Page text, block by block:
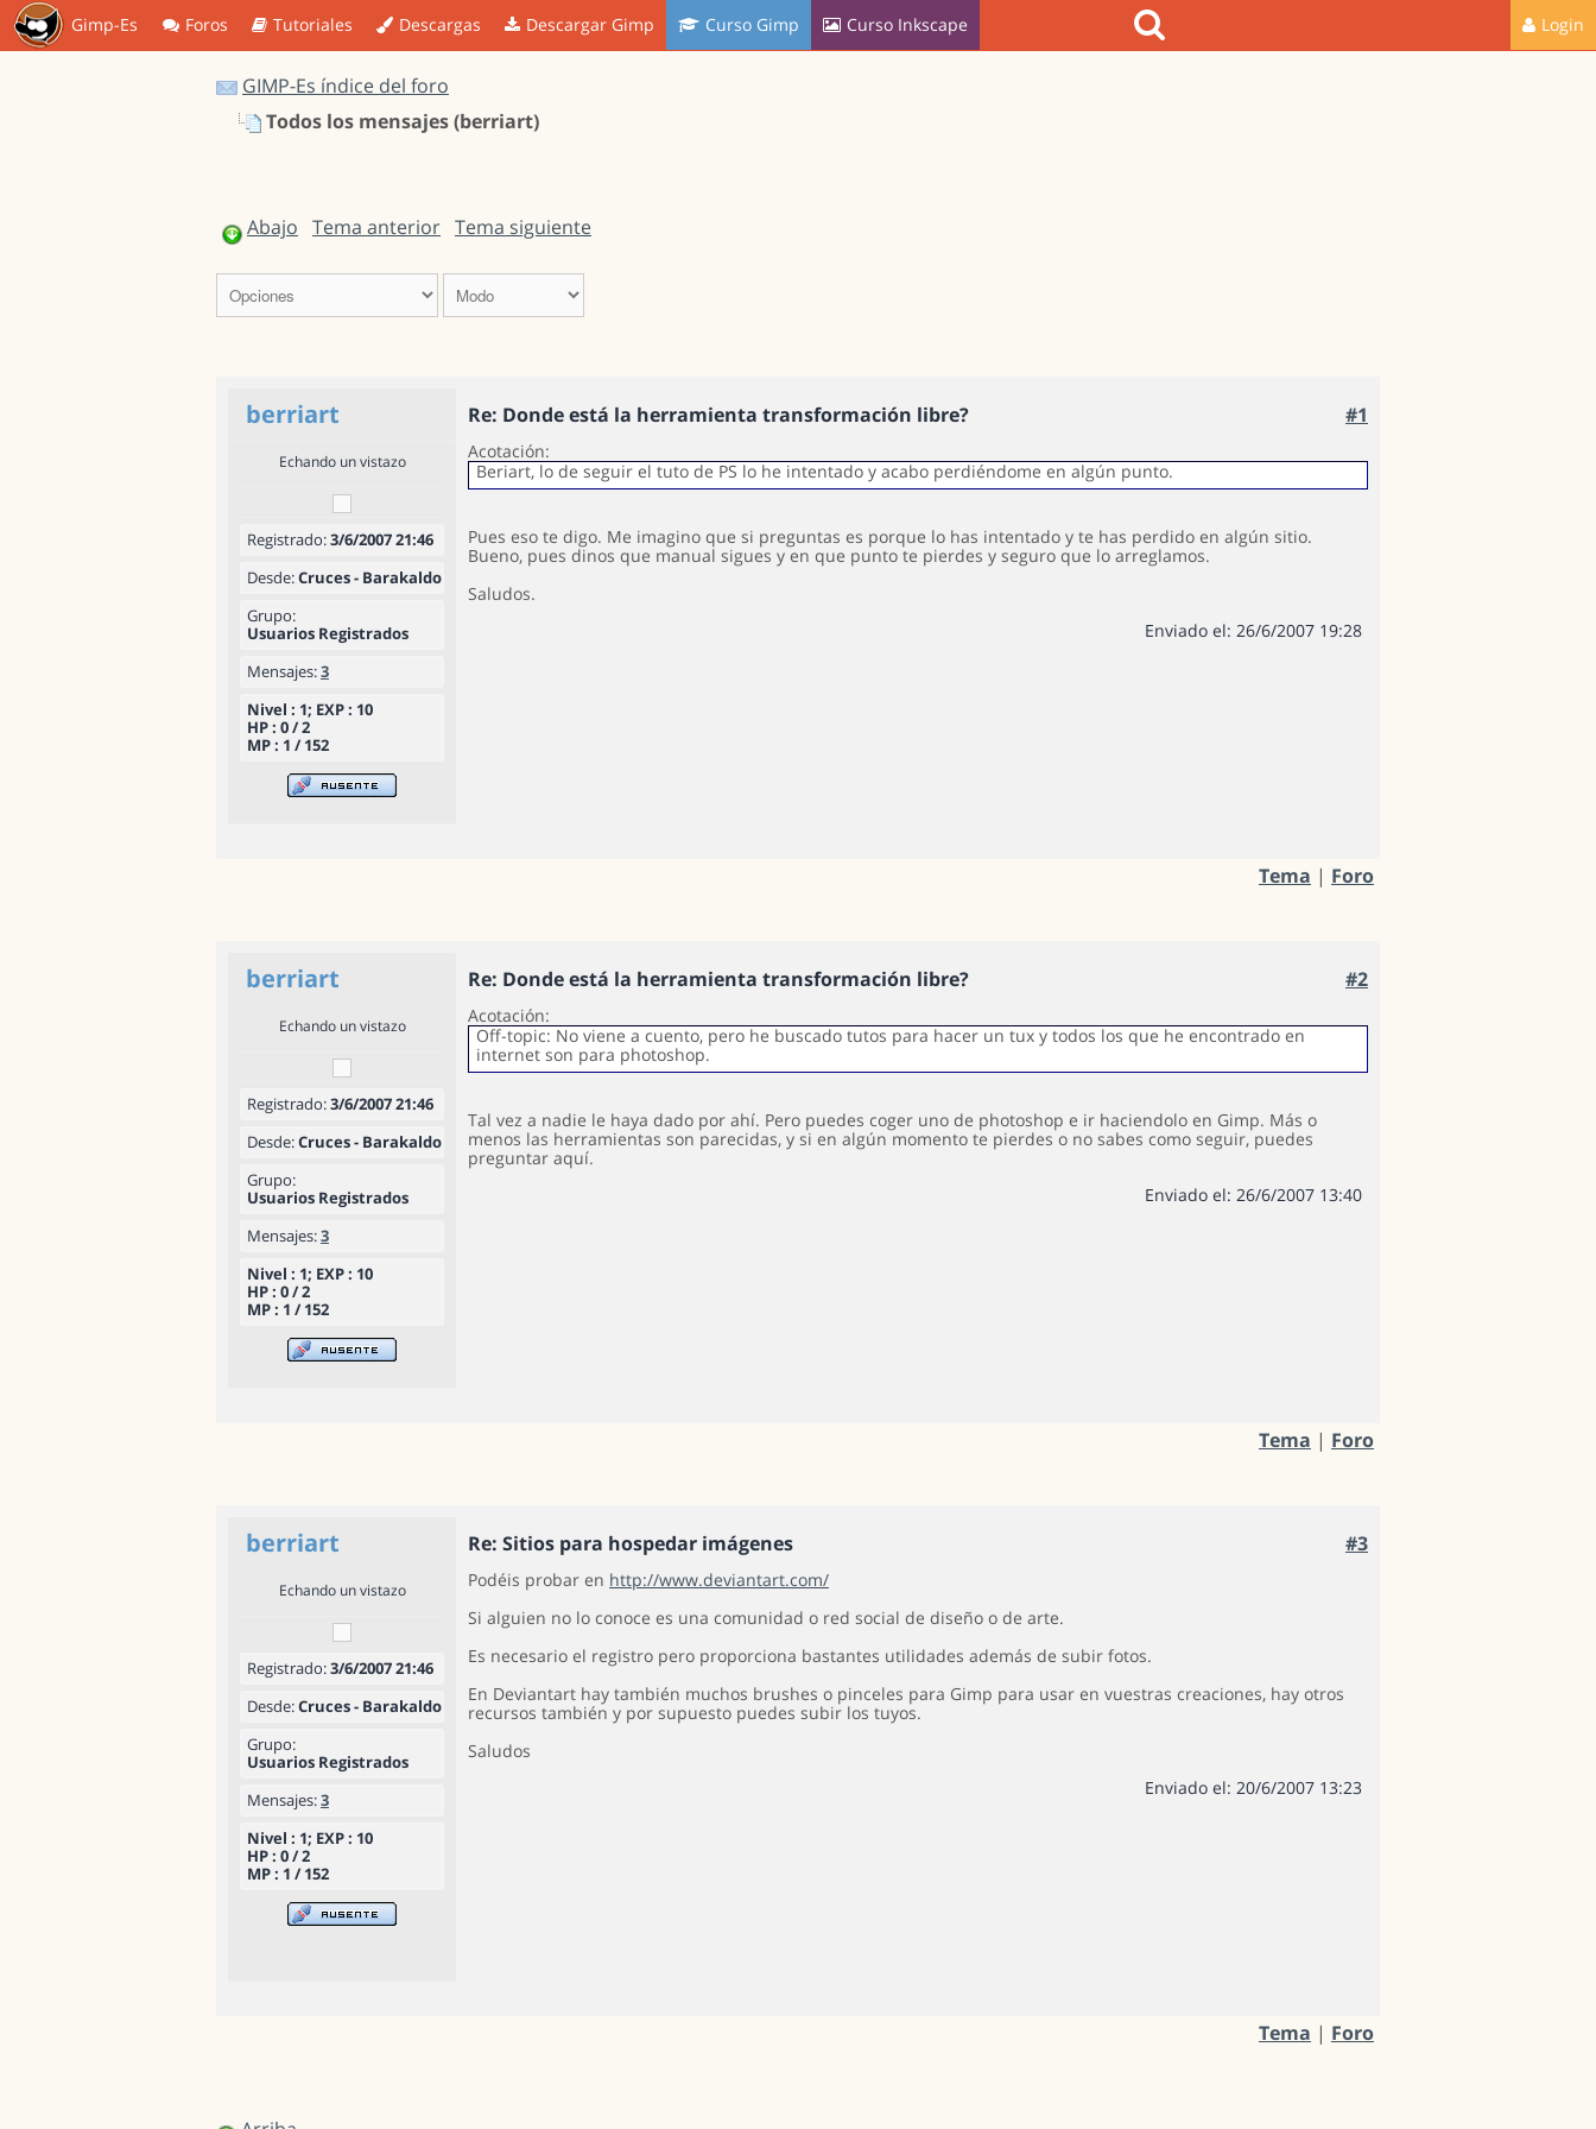
Gimp-Es Foros Tutoriales Descargas Descargar Gimp Curso Gimp Curso Inkscape Login
GIMP-Es índice del foro
Todos los mensajes (berriart)
Abajo Tema anterior Tema siguiente
berriart Re: Donde está la herramienta transformación libre? #1
Echando un vistazo
Registrado:3/6/2007 21:46
Desde:Cruces - Barakaldo
Grupo:
Usuarios Registrados
Mensajes:3
Nivel : 1; EXP : 10
HP : 0 / 2
MP : 1 / 152
Acotación:
Beriart, lo de seguir el tuto de PS lo he intentado y acabo perdiéndome en algún punto.
Pues eso te digo. Me imagino que si preguntas es porque lo has intentado y te has perdido en algún sitio.
Bueno, pues dinos que manual sigues y en que punto te pierdes y seguro que lo arreglamos.
Saludos.
Enviado el: 26/6/2007 19:28
Tema | Foro
berriart Re: Donde está la herramienta transformación libre? #2
Echando un vistazo
Registrado:3/6/2007 21:46
Desde:Cruces - Barakaldo
Grupo:
Usuarios Registrados
Mensajes:3
Nivel : 1; EXP : 10
HP : 0 / 2
MP : 1 / 152
Acotación:
Off-topic: No viene a cuento, pero he buscado tutos para hacer un tux y todos los que he encontrado en
internet son para photoshop.
Tal vez a nadie le haya dado por ahí. Pero puedes coger uno de photoshop e ir haciendolo en Gimp. Más o
menos las herramientas son parecidas, y si en algún momento te pierdes o no sabes como seguir, puedes
preguntar aquí.
Enviado el: 26/6/2007 13:40
Tema | Foro
berriart Re: Sitios para hospedar imágenes #3
Echando un vistazo
Registrado:3/6/2007 21:46
Desde:Cruces - Barakaldo
Grupo:
Usuarios Registrados
Mensajes:3
Nivel : 1; EXP : 10
HP : 0 / 2
MP : 1 / 152
Podéis probar en http://www.deviantart.com/
Si alguien no lo conoce es una comunidad o red social de diseño o de arte.
Es necesario el registro pero proporciona bastantes utilidades además de subir fotos.
En Deviantart hay también muchos brushes o pinceles para Gimp para usar en vuestras creaciones, hay otros
recursos también y por supuesto puedes subir los tuyos.
Saludos
Enviado el: 20/6/2007 13:23
Tema | Foro